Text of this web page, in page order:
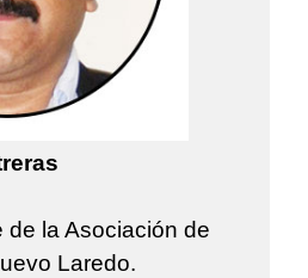
de la Asociación de
Laredo.